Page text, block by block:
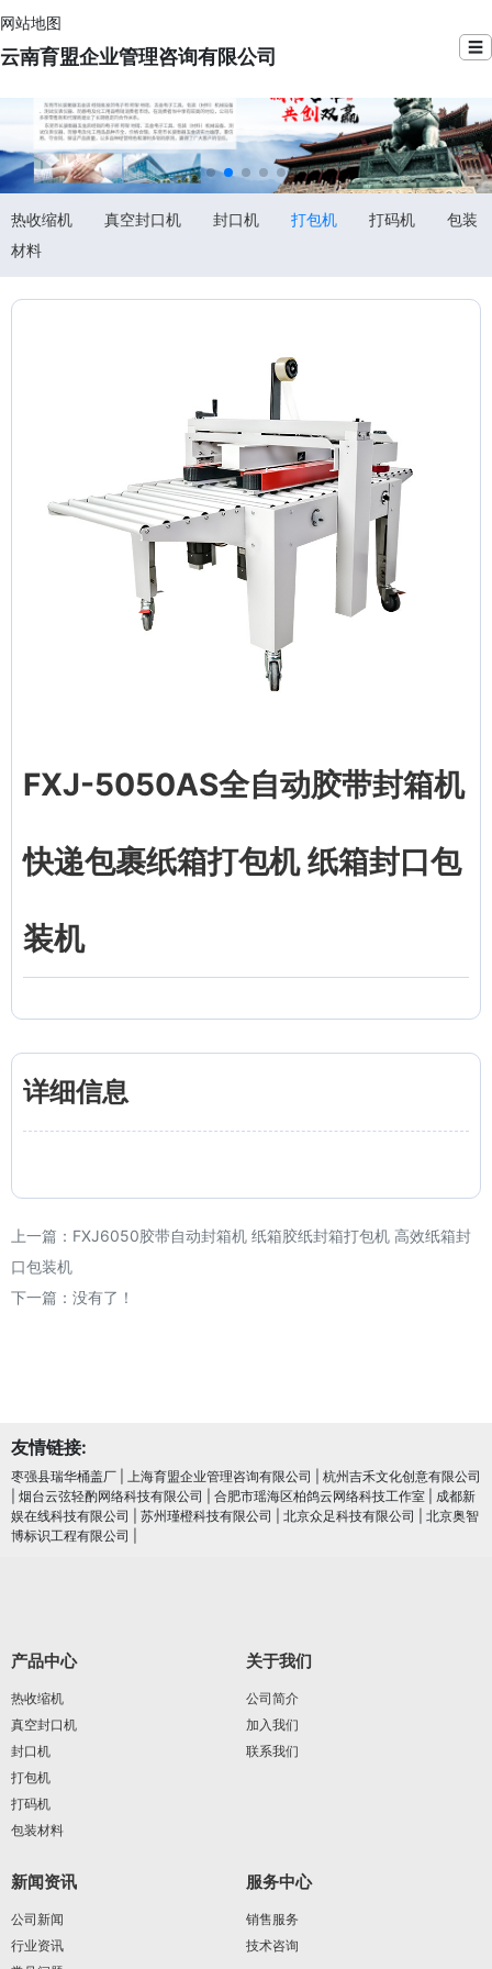
网站地图
云南育盟企业管理咨询有限公司 ☰
热收缩机 真空封口机 封口机 打包机 打码机
包装
材料
FXJ-5050AS全自动胶带封箱机
快递包裹纸箱打包机 纸箱封口包
装机
详细信息
上一篇： FXJ6050胶带自动封箱机 纸箱胶纸封箱打包机 高效纸箱封
口包装机
下一篇：没有了！
友情链接:
枣强县瑞华桶盖厂 上海育盟企业管理咨询有限公司
杭州吉禾文化创意有限公司
烟台云弦轻酌网络科技有限公司 合肥市瑶海区柏鸽云网络科技工作室
成都新
娱在线科技有限公司
苏州瑾橙科技有限公司 北京众足科技有限公司
北京奥智
博标识工程有限公司
产品中心
热收缩机
真空封口机
封口机
打包机
打码机
包装材料
关于我们
公司简介
加入我们
联系我们
新闻资讯
公司新闻
行业资讯
服务中心
销售服务
技术咨询